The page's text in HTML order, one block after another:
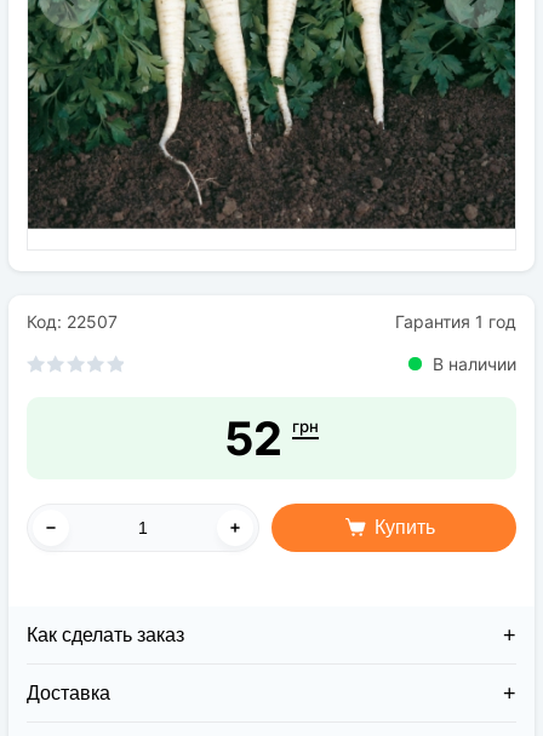
Штамбовые ягодные кусты
Семена
Удобрения
Средства защиты растений
Код: 22507 Гарантия 1 год
В наличии
52 грн
Купить
Как сделать заказ
Доставка